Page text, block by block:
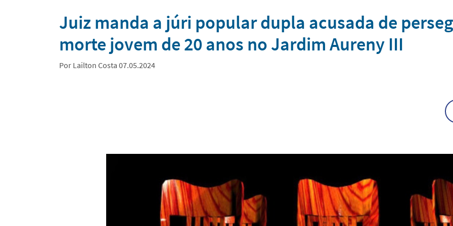
Notícias
Juiz manda a júri popular dupla acusada de
morte jovem de 20 anos no Jardim Aureny III
Por Lailton Costa 07.05.2024